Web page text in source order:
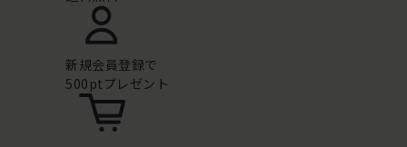
新規会員登録で
500ptプレゼント